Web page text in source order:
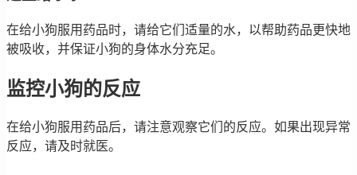
在给小狗服用药品时，请给它们适量的水，以帮助药品更快地
被吸收，并保证小狗的身体水分充足。
监控小狗的反应
在给小狗服用药品后，请注意观察它们的反应。如果出现异常
反应，请及时就医。